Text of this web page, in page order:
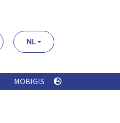
NL
MOBIGIS